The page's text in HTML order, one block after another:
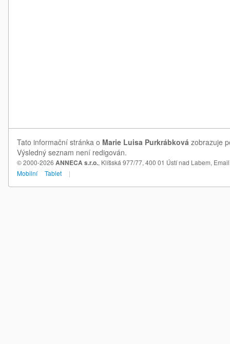
Tato informační stránka o Marie Luisa Purkrábková zobrazuje
Výsledný seznam není redigován.
© 2000-2026 ANNECA s.r.o., Klíšská 977/77, 400 01 Ústí nad Labem,
Mobilní
Tablet |